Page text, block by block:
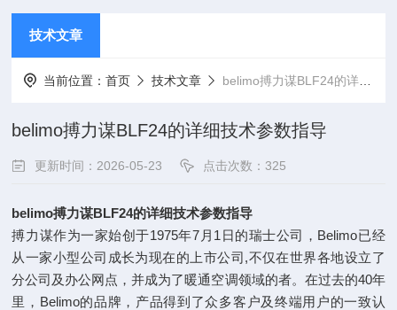
技术文章
当前位置：首页 技术文章 belimo搏力谋BLF24的详细技术参数指导
belimo搏力谋BLF24的详细技术参数指导
更新时间：2026-05-23 点击次数：325
belimo搏力谋BLF24的详细技术参数指导
搏力谋作为一家始创于1975年7月1日的瑞士公司，Belimo已经
从一家小型公司成长为现在的上市公司,不仅在世界各地设立了
分公司及办公网点，并成为了暖通空调领域的者。在过去的40年
里，Belimo的品牌，产品得到了众多客户及终端用户的一致认